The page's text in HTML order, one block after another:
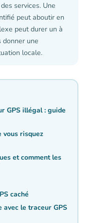
services. Une
peut aboutir en
peut durer un à
donner une
locale.
GPS illégal : guide
vous risquez
et comment les
caché
le traceur GPS